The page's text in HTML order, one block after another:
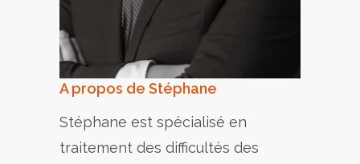
A propos de Stéphane
Stéphane est spécialisé en
traitement des difficultés des